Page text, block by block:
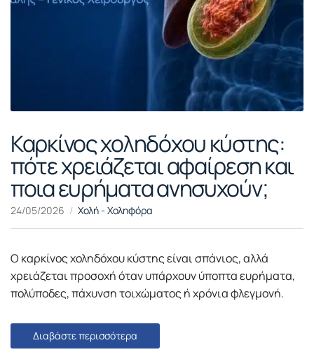
Καρκίνος χοληδόχου κύστης:
πότε χρειάζεται αφαίρεση και
ποια ευρήματα ανησυχούν;
24/05/2026 Χολή - Χοληφόρα
Ο καρκίνος χοληδόχου κύστης είναι σπάνιος, αλλά
χρειάζεται προσοχή όταν υπάρχουν ύποπτα ευρήματα,
πολύποδες, πάχυνση τοιχώματος ή χρόνια φλεγμονή.
Διαβάστε περισσότερα